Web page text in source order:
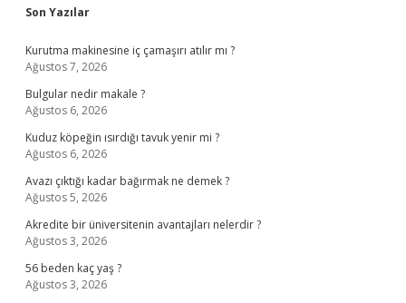
Sidebar
Son Yazılar
Kurutma makinesine iç çamaşırı atılır mı ?
Ağustos 7, 2026
Bulgular nedir makale ?
Ağustos 6, 2026
Kuduz köpeğin ısırdığı tavuk yenir mi ?
Ağustos 6, 2026
Avazı çıktığı kadar bağırmak ne demek ?
Ağustos 5, 2026
Akredite bir üniversitenin avantajları nelerdir ?
Ağustos 3, 2026
56 beden kaç yaş ?
Ağustos 3, 2026